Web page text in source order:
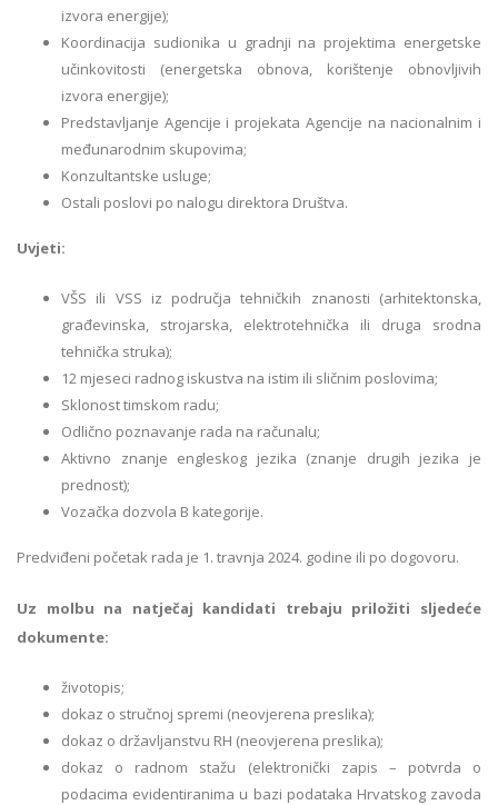
izvora energije);
Koordinacija sudionika u gradnji na projektima energetske
učinkovitosti (energetska obnova, korištenje obnovljivih
izvora energije);
Predstavljanje Agencije i projekata Agencije na nacionalnim i
međunarodnim skupovima;
Konzultantske usluge;
Ostali poslovi po nalogu direktora Društva.
Uvjeti:
VŠS ili VSS iz područja tehničkih znanosti (arhitektonska,
građevinska, strojarska, elektrotehnička ili druga srodna
tehnička struka);
12 mjeseci radnog iskustva na istim ili sličnim poslovima;
Sklonost timskom radu;
Odlično poznavanje rada na računalu;
Aktivno znanje engleskog jezika (znanje drugih jezika je
prednost);
Vozačka dozvola B kategorije.
Predviđeni početak rada je 1. travnja 2024. godine ili po dogovoru.
Uz molbu na natječaj kandidati trebaju priložiti sljedeće
dokumente:
životopis;
dokaz o stručnoj spremi (neovjerena preslika);
dokaz o državljanstvu RH (neovjerena preslika);
dokaz o radnom stažu (elektronički zapis – potvrda o
podacima evidentiranima u bazi podataka Hrvatskog zavoda